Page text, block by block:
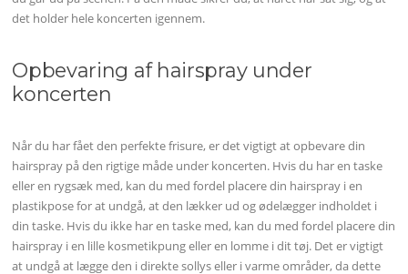
det holder hele koncerten igennem.
Opbevaring af hairspray under
koncerten
Når du har fået den perfekte frisure, er det vigtigt at opbevare din
hairspray på den rigtige måde under koncerten. Hvis du har en taske
eller en rygsæk med, kan du med fordel placere din hairspray i en
plastikpose for at undgå, at den lækker ud og ødelægger indholdet i
din taske. Hvis du ikke har en taske med, kan du med fordel placere din
hairspray i en lille kosmetikpung eller en lomme i dit tøj. Det er vigtigt
at undgå at lægge den i direkte sollys eller i varme områder, da dette